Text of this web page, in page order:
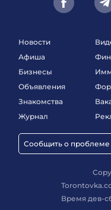
Новости
Афиша
Бизнесы
Объявления
Знакомства
Журнал
Сообщить о проблеме
Время дев-